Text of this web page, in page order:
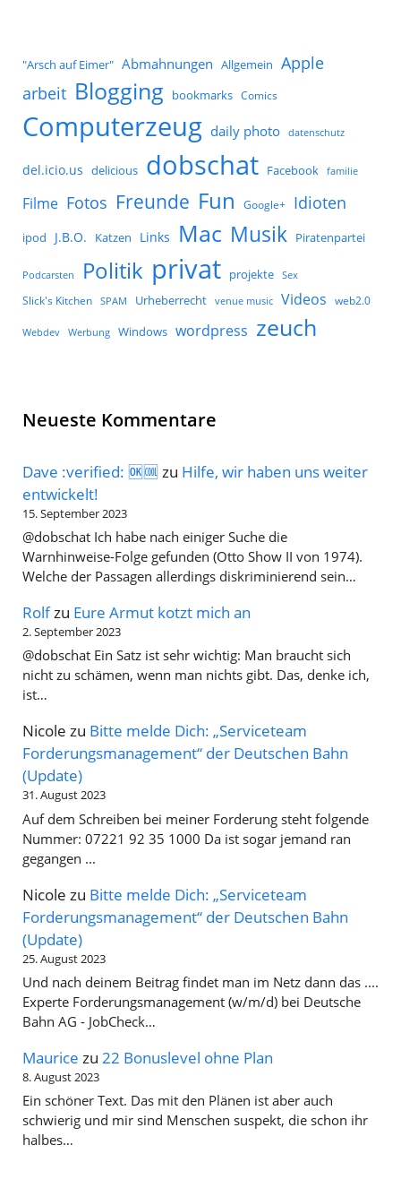
"Arsch auf Eimer" Abmahnungen Allgemein Apple
arbeit Blogging bookmarks Comics
Computerzeug daily photo datenschutz
del.icio.us delicious dobschat Facebook familie
Filme Fotos Freunde Fun Google+ Idioten
ipod J.B.O. Katzen Links Mac Musik Piratenpartei
Podcarsten Politik privat projekte Sex
Slick's Kitchen SPAM Urheberrecht venue music Videos web2.0
Webdev Werbung Windows wordpress zeuch
Neueste Kommentare
Dave :verified: 🆗🆒 zu Hilfe, wir haben uns weiter
entwickelt!
15. September 2023
@dobschat Ich habe nach einiger Suche die
Warnhinweise-Folge gefunden (Otto Show II von 1974).
Welche der Passagen allerdings diskriminierend sein…
Rolfzu Eure Armut kotzt mich an
2. September 2023
@dobschat Ein Satz ist sehr wichtig: Man braucht sich
nicht zu schämen, wenn man nichts gibt. Das, denke ich,
ist…
Nicole zu Bitte melde Dich: „Serviceteam
Forderungsmanagement“ der Deutschen Bahn
(Update)
31. August 2023
Auf dem Schreiben bei meiner Forderung steht folgende
Nummer: 07221 92 35 1000 Da ist sogar jemand ran
gegangen ...
Nicole zu Bitte melde Dich: „Serviceteam
Forderungsmanagement“ der Deutschen Bahn
(Update)
25. August 2023
Und nach deinem Beitrag findet man im Netz dann das ....
Experte Forderungsmanagement (w/m/d) bei Deutsche
Bahn AG - JobCheck…
Maurice zu 22 Bonuslevel ohne Plan
8. August 2023
Ein schöner Text. Das mit den Plänen ist aber auch
schwierig und mir sind Menschen suspekt, die schon ihr
halbes…